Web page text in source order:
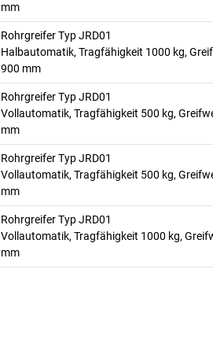
mm
Rohrgreifer Typ JRD01
Halbautomatik, Tragfähigkeit 1000 kg,
900 mm
Rohrgreifer Typ JRD01
Vollautomatik, Tragfähigkeit 500 kg,
mm
Rohrgreifer Typ JRD01
Vollautomatik, Tragfähigkeit 500 kg,
mm
Rohrgreifer Typ JRD01
Vollautomatik, Tragfähigkeit 1000 kg,
mm